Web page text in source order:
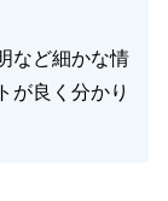
など細かな情
が良く分かり